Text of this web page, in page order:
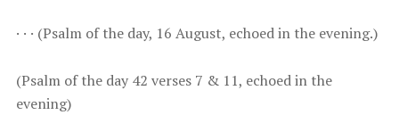
· · · (Psalm of the day, 16 August, echoed in the evening.)
( Psalm of the day 42 verses 7 & 11, echoed in the
evening)